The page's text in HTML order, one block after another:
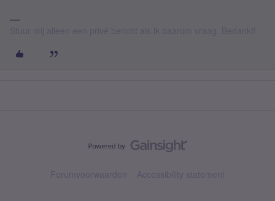
Forumvoorwaarden Accessibility statement